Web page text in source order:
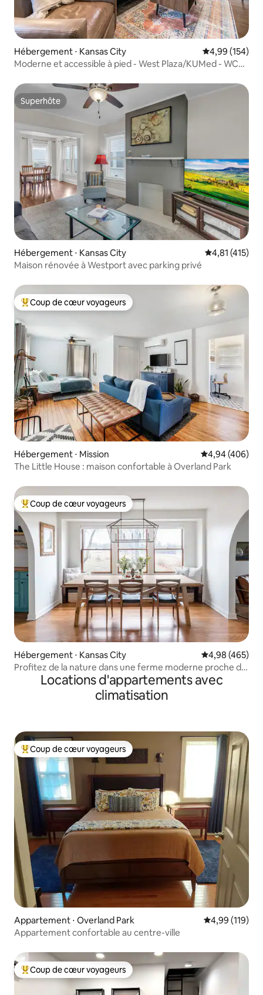
Hébergement ⋅ Kansas City Évaluation
4,99 (154)
Moderne et accessible à pied - West Plaza/KUMed - WC
Superhôte
Superhôte
Hébergement ⋅ Kansas City Évaluation
4,81 (415)
Maison rénovée à Westport avec parking privé
Coups de cœur voyageurs les plus appréciés
Coup de cœur voyageurs
Hébergement ⋅ Mission Évaluation
4,94 (406)
The Little House : maison confortable à Overland Park
Coups de cœur voyageurs les plus appréciés
Coup de cœur voyageurs
Hébergement ⋅ Kansas City Évaluation
4,98 (465)
Profitez de la nature dans une ferme moderne proche de
Locations d'appartements avec
climatisation
Coups de cœur voyageurs les plus appréciés
Coup de cœur voyageurs
Appartement ⋅ Overland Park Évaluation
4,99 (119)
Appartement confortable au centre-ville
Coups de cœur voyageurs les plus appréciés
Coup de cœur voyageurs